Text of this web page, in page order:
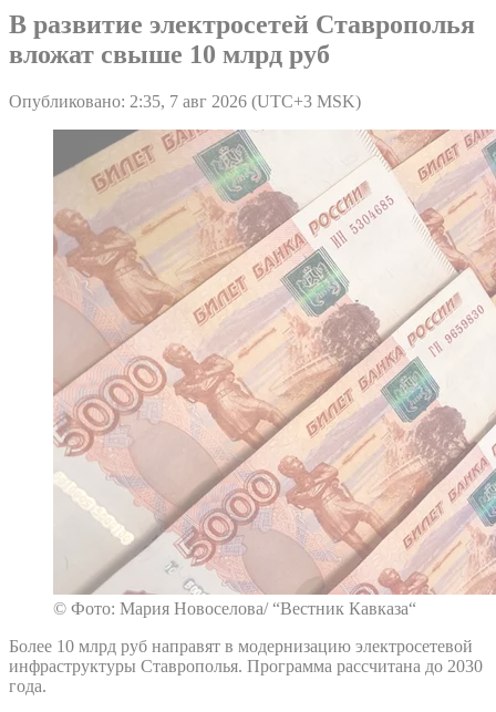
В развитие электросетей Ставрополья
вложат свыше 10 млрд руб
Опубликовано: 2:35, 7 авг 2026 (UTC+3 MSK)
© Фото: Мария Новоселова/ “Вестник Кавказа“
Более 10 млрд руб направят в модернизацию электросетевой
инфраструктуры Ставрополья. Программа рассчитана до 2030
года.